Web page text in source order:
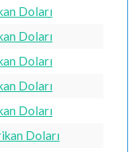
Doları
Doları
Doları
Doları
Doları
Doları